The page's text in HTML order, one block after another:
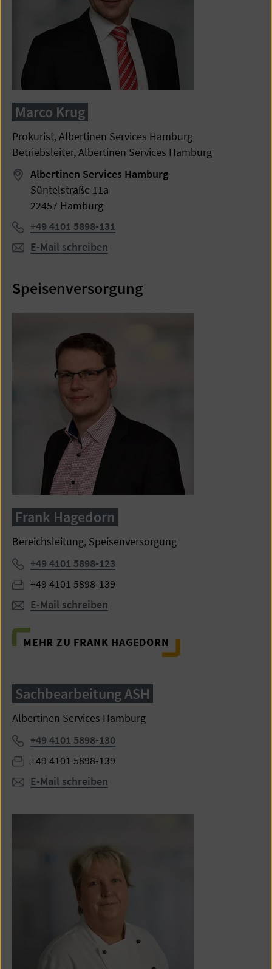
Marco Krug
Prokurist, Albertinen Services Hamburg
Betriebsleiter, Albertinen Services Hamburg
Albertinen Services Hamburg
Süntelstraße 11a
22457 Hamburg
Telefon:
+49 4101 5898-131
E-Mail schreiben
Speisenversorgung
Frank Hagedorn
Bereichsleitung, Speisenversorgung
Telefon:
+49 4101 5898-123
Fax:
+49 4101 5898-139
E-Mail schreiben
MEHR ZU FRANK HAGEDORN
Sachbearbeitung ASH
Albertinen Services Hamburg
Telefon:
+49 4101 5898-130
Fax:
+49 4101 5898-139
E-Mail schreiben